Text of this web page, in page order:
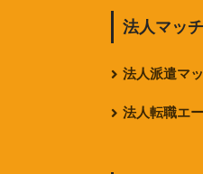
法人マッ
法人派遣マ
法人転職エ